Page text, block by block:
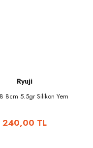
Ryuji
8cm 5.5gr Silikon Yem
240,00 TL